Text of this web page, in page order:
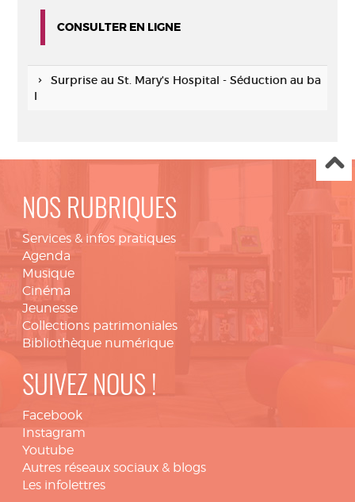
CONSULTER EN LIGNE
Surprise au St. Mary's Hospital - Séduction au ba
l
NOS RUBRIQUES
Services & infos pratiques
Agenda
Musique
Cinéma
Jeunesse
Collections patrimoniales
Bibliothèque numérique
SUIVEZ NOUS !
Facebook
Instagram
Youtube
Autres réseaux sociaux & blogs
Les infolettres